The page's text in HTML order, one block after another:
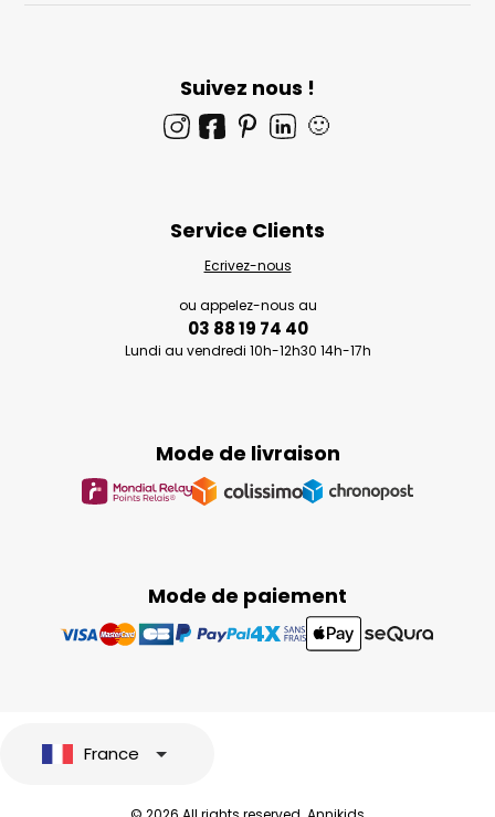
Suivez nous !
🙂
Mode de paiement
Mode de livraison
Service Clients
Ecrivez-nous
ou appelez-nous au
03 88 19 74 40
Lundi au vendredi 10h-12h30 14h-17h
France